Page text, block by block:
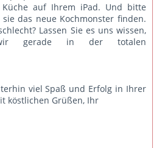
auf Ihrem iPad. Und bitte
das neue Kochmonster finden.
Lassen Sie es uns wissen,
gerade in der totalen
viel Spaß und Erfolg in Ihrer
köstlichen Grüßen, Ihr